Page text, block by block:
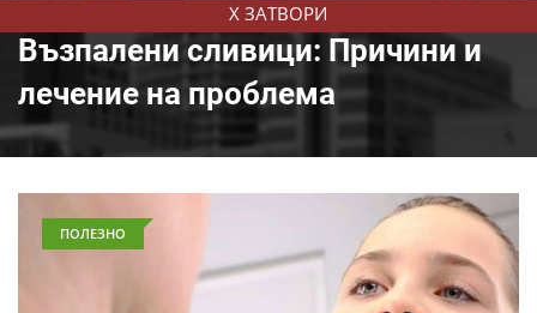
X ЗАТВОРИ
Възпалени сливици: Причини и
лечение на проблема
ПОЛЕЗНО